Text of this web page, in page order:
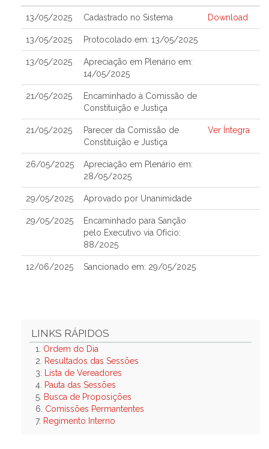
13/05/2025 Cadastrado no Sistema Download
13/05/2025 Protocolado em: 13/05/2025
13/05/2025
Apreciação em Plenário em:
14/05/2025
21/05/2025
Encaminhado à Comissão de
Constituição e Justiça
21/05/2025
Parecer da Comissão de
Constituição e Justiça
Ver Íntegra
26/05/2025
Apreciação em Plenário em:
28/05/2025
29/05/2025 Aprovado por Unanimidade
29/05/2025
Encaminhado para Sanção
pelo Executivo via Ofício:
88/2025
12/06/2025 Sancionado em: 29/05/2025
LINKS RÁPIDOS
1. Ordem do Dia
2.
Resultados das Sessões
3.
Lista de Vereadores
4. Pauta das Sessões
5. Busca de Proposições
6. Comissões Permantentes
7. Regimento Interno